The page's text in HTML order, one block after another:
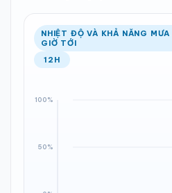
Ổn định
NHIỆT ĐỘ VÀ KHẢ NĂNG
GIỜ TỚI
12H